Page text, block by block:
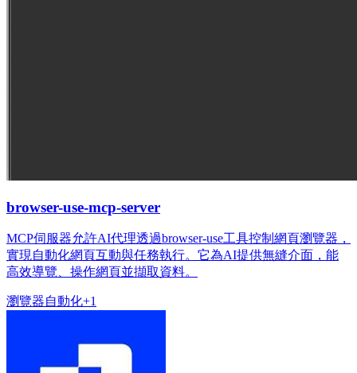
browser-use-mcp-server
MCP伺服器允許AI代理透過browser-use工具控制網頁瀏覽器，
實現自動化網頁互動與任務執行。它為AI提供無縫介面，能
高效導覽、操作網頁並擷取資料。
瀏覽器自動化+1